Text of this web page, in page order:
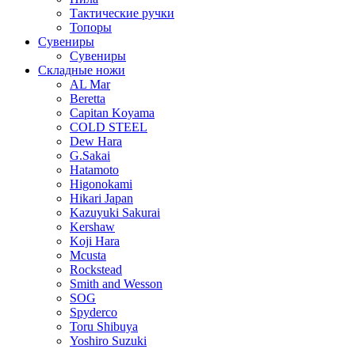
Тактические ручки
Топоры
Сувениры
Сувениры
Складные ножи
AL Mar
Beretta
Capitan Koyama
COLD STEEL
Dew Hara
G.Sakai
Hatamoto
Higonokami
Hikari Japan
Kazuyuki Sakurai
Kershaw
Koji Hara
Mcusta
Rockstead
Smith and Wesson
SOG
Spyderco
Toru Shibuya
Yoshiro Suzuki